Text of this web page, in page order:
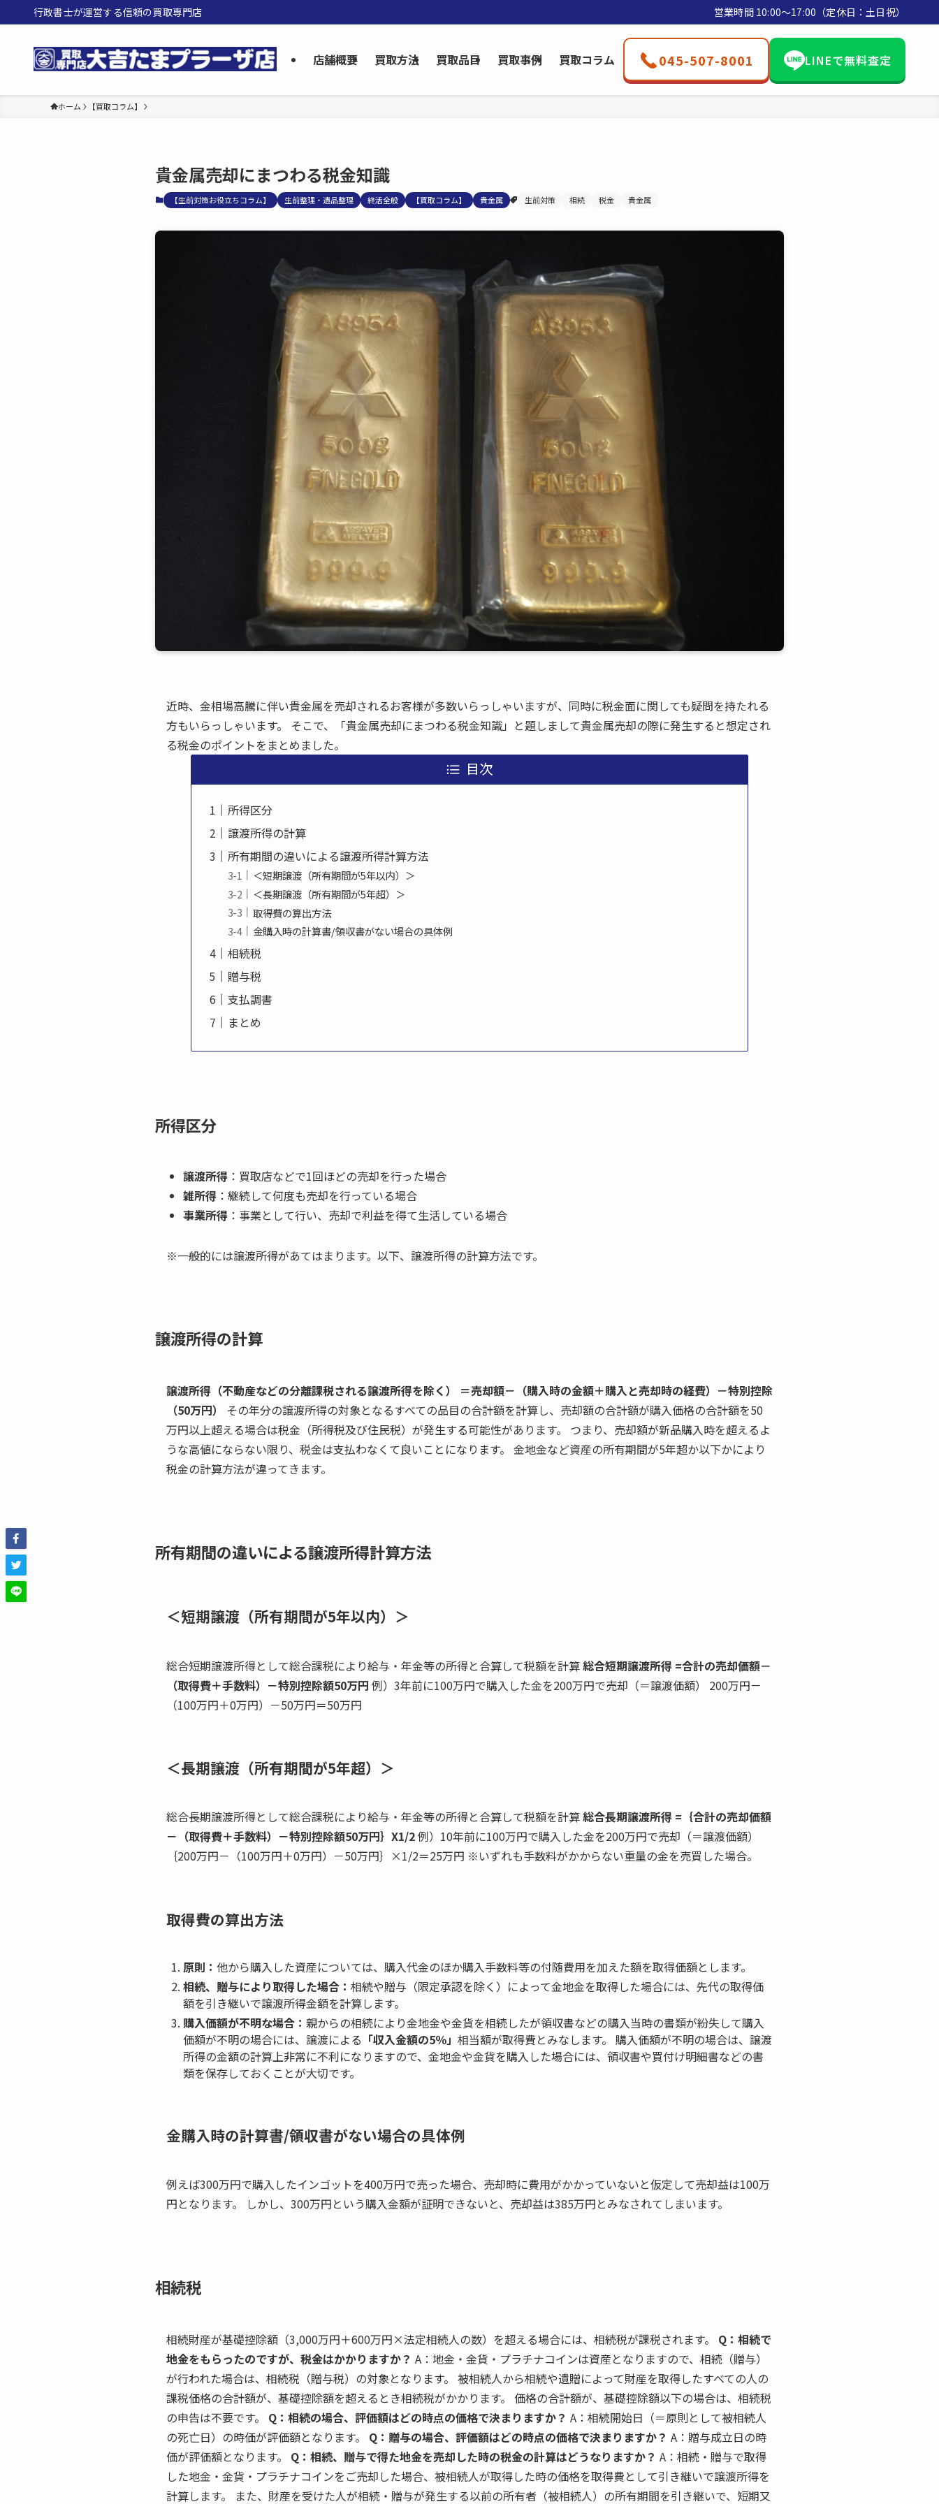
行政書士が運営する信頼の買取専門店 営業時間 10:00〜17:00（定休日：土日祝）
店舗概要 買取方法 買取品目 買取事例 買取コラム 045-507-8001 LINEで無料査定
ホーム 【買取コラム】
貴金属売却にまつわる税金知識
【生前対策お役立ちコラム】 生前整理・遺品整理 終活全般 【買取コラム】 貴金属 生前対策 相続 税金 貴金属
近時、金相場高騰に伴い貴金属を売却されるお客様が多数いらっしゃいますが、同時に税金面に関しても疑問を持たれる
方もいらっしゃいます。 そこで、「貴金属売却にまつわる税金知識」と題しまして貴金属売却の際に発生すると想定され
る税金のポイントをまとめました。
目次
所得区分
譲渡所得の計算
所有期間の違いによる譲渡所得計算方法
＜短期譲渡（所有期間が5年以内）＞
＜長期譲渡（所有期間が5年超）＞
取得費の算出方法
金購入時の計算書/領収書がない場合の具体例
相続税
贈与税
支払調書
まとめ
所得区分
譲渡所得 ：買取店などで1回ほどの売却を行った場合
雑所得 ：継続して何度も売却を行っている場合
事業所得 ：事業として行い、売却で利益を得て生活している場合
※一般的には譲渡所得があてはまります。以下、譲渡所得の計算方法です。
譲渡所得の計算
譲渡所得（不動産などの分離課税される譲渡所得を除く） ＝売却額－（購入時の金額＋購入と売却時の経費）－特別控除
（50万円）
その年分の譲渡所得の対象となるすべての品目の合計額を計算し、売却額の合計額が購入価格の合計額を50
万円以上超える場合は税金（所得税及び住民税）が発生する可能性があります。 つまり、売却額が新品購入時を超えるよ
うな高値にならない限り、税金は支払わなくて良いことになります。 金地金など資産の所有期間が5年超か以下かにより
税金の計算方法が違ってきます。
所有期間の違いによる譲渡所得計算方法
＜短期譲渡（所有期間が5年以内）＞
総合短期譲渡所得として総合課税により給与・年金等の所得と合算して税額を計算総合短期譲渡所得 =合計の売却価額－
（取得費＋手数料）－特別控除額50万円 例）3年前に100万円で購入した金を200万円で売却（＝譲渡価額） 200万円－
（100万円＋0万円）－50万円＝50万円
＜長期譲渡（所有期間が5年超）＞
総合長期譲渡所得として総合課税により給与・年金等の所得と合算して税額を計算総合長期譲渡所得 =｛合計の売却価額
－（取得費＋手数料）－特別控除額50万円｝X1/2例）10年前に100万円で購入した金を200万円で売却（＝譲渡価額）
｛200万円－（100万円＋0万円）－50万円｝×1/2＝25万円 ※いずれも手数料がかからない重量の金を売買した場合。
取得費の算出方法
原則： 他から購入した資産については、購入代金のほか購入手数料等の付随費用を加えた額を取得価額とします。
相続、贈与により取得した場合： 相続や贈与（限定承認を除く）によって金地金を取得した場合には、先代の取得価
額を引き継いで譲渡所得金額を計算します。
購入価額が不明な場合： 親からの相続により金地金や金貨を相続したが領収書などの購入当時の書類が紛失して購入
価額が不明の場合には、譲渡による 「収入金額の5％」 相当額が取得費とみなします。 購入価額が不明の場合は、譲渡
所得の金額の計算上非常に不利になりますので、金地金や金貨を購入した場合には、領収書や買付け明細書などの書
類を保存しておくことが大切です。
金購入時の計算書/領収書がない場合の具体例
例えば300万円で購入したインゴットを400万円で売った場合、売却時に費用がかかっていないと仮定して売却益は100万
円となります。 しかし、300万円という購入金額が証明できないと、売却益は385万円とみなされてしまいます。
相続税
相続財産が基礎控除額（3,000万円＋600万円×法定相続人の数）を超える場合には、相続税が課税されます。 Q：相続で
地金をもらったのですが、税金はかかりますか？ A：地金・金貨・プラチナコインは資産となりますので、相続（贈与）
が行われた場合は、相続税（贈与税）の対象となります。 被相続人から相続や遺贈によって財産を取得したすべての人の
課税価格の合計額が、基礎控除額を超えるとき相続税がかかります。 価格の合計額が、基礎控除額以下の場合は、相続税
の申告は不要です。 Q：相続の場合、評価額はどの時点の価格で決まりますか？ A：相続開始日（＝原則として被相続人
の死亡日）の時価が評価額となります。 Q：贈与の場合、評価額はどの時点の価格で決まりますか？ A：贈与成立日の時
価が評価額となります。 Q：相続、贈与で得た地金を売却した時の税金の計算はどうなりますか？ A：相続・贈与で取得
した地金・金貨・プラチナコインをご売却した場合、被相続人が取得した時の価格を取得費として引き継いで譲渡所得を
計算します。 また、財産を受けた人が相続・贈与が発生する以前の所有者（被相続人）の所有期間を引き継いで、短期又